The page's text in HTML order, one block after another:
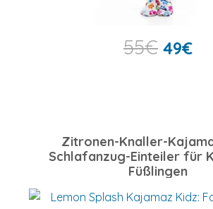
55€ 49€
Zitronen-Knaller-
Schlafanzug-Einteiler für
Füßlingen